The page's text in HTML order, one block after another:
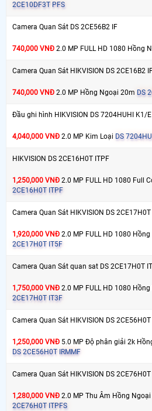
2CE10DF3T PFS
Camera Quan Sát DS 2CE56B2 IF
740,000 VNĐ 2.0 MP FULL HD 1080 Hồng
Camera Quan Sát HIKVISION DS 2CE16B2
740,000 VNĐ 2.0 MP Hồng Ngoại 20m DS
Đầu ghi hình HIKVISION DS 7204HUHI K1/E
4,040,000 VNĐ 2.0 MP Kim Loại DS
HIKVISION DS 2CE16H0T ITPF
1,250,000 VNĐ 2.0 MP FULL HD 1080 Full
2CE16H0T ITPF
Camera Quan Sát HIKVISION DS
1,920,000 VNĐ 2.0 MP FULL HD 1080
2CE17H0T IT5F
Camera Quan Sát quan sat DS 2CE17H0T
1,750,000 VNĐ 2.0 MP FULL HD 1080
2CE17H0T IT3F
Camera Quan Sát HIKVISION DS 2CE56H0T
1,250,000 VNĐ 5.0 MP Độ phân giải 2k
DS 2CE56H0T IRMMF
Camera Quan Sát HIKVISION DS 2CE76H0T
1,280,000 VNĐ 2.0 MP Thu Âm Hồng
2CE76H0T ITPFS